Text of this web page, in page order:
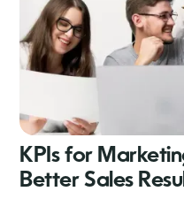
KPIs for
Better Sales